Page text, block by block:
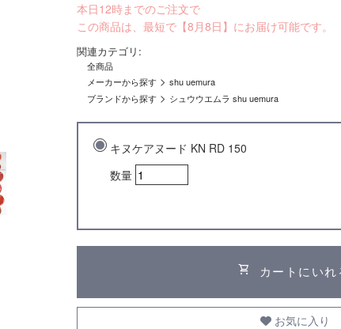
本日12時までのご注文で
この商品は、最短で【8月8日】にお届け可能です。
関連カテゴリ:
全商品
メーカーから探す >shu uemura
ブランドから探す > シュウウエムラ shu uemura
キヌケアヌード KN RD 150
数量
shopping_cart カートにいれ
お気に入り